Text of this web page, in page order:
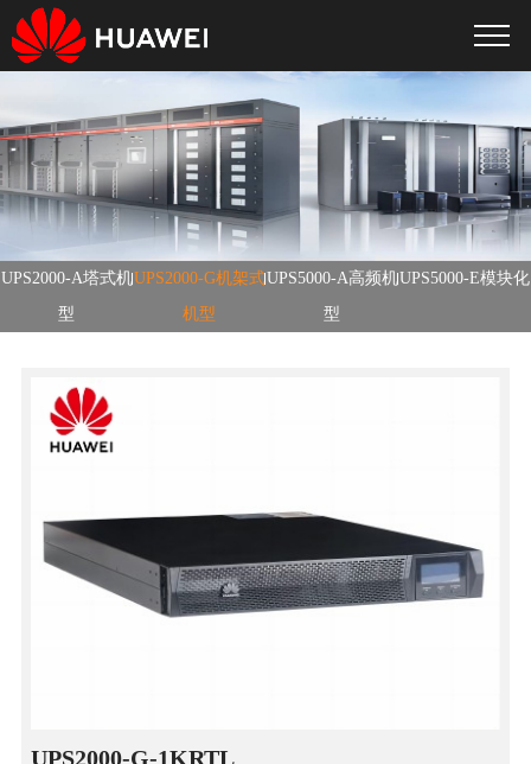
UPS2000-A塔式机
型
UPS2000-G机架式
机型
UPS5000-A高频机
型
UPS5000-E模块化
UPS2000-G-1KRTL